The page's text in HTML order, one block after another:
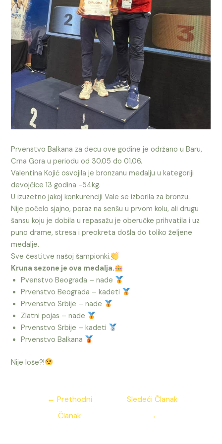
Prvenstvo Balkana za decu ove godine je održano u Baru,
Crna Gora u periodu od 30.05 do 01.06.
Valentina Kojić osvojila je bronzanu medalju u kategoriji
devojčice 13 godina -54kg.
U izuzetno jakoj konkurenciji Vale se izborila za bronzu.
Nije počelo sjajno, poraz na senšu u prvom kolu, ali drugu
šansu koju je dobila u repasažu je oberučke prihvatila i uz
puno drame, stresa i preokreta došla do toliko željene
medalje.
Sve čestitve našoj šampionki.
Kruna sezone je ova medalja.
Pvenstvo Beograda – nade
Prvenstvo Beograda – kadeti
Prvenstvo Srbije – nade
Zlatni pojas – nade
Prvenstvo Srbije – kadeti
Prvenstvo Balkana
Nije loše?!
← Prethodni
Članak
Sledeći Članak
→